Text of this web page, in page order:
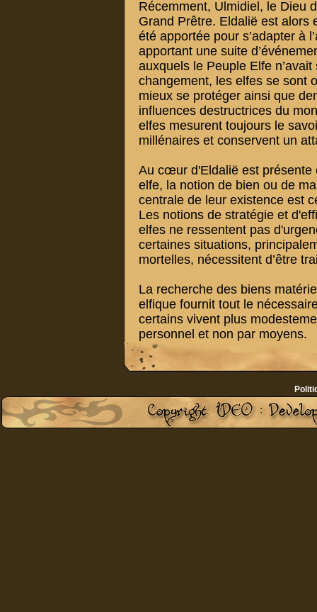
Récemment, Ulmidiel, le Dieu
Grand Prêtre. Eldalië est alors
été apportée pour s’adapter à
apportant une suite
auxquels le Peuple Elfe
changement, les elfes se sont
mieux se protéger ainsi que
influences destructrices du
elfes mesurent toujours le
millénaires et conservent un
Au cœur d'Eldalië est présente
elfe, la notion de bien ou de
centrale de leur existence est
Les notions de stratégie et
elfes ne ressentent pas
certaines situations,
mortelles, nécessitent d’être
La recherche des biens
elfique fournit tout le
certains vivent plus
personnel et non par moyens.